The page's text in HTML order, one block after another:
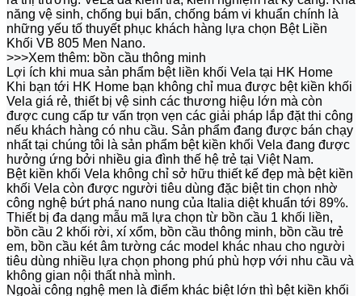
năng vệ sinh, chống bụi bẩn, chống bám vi khuẩn chính là
những yếu tố thuyết phục khách hàng lựa chọn Bệt Liền
Khối VB 805 Men Nano.
>>>Xem thêm: bồn cầu thông minh
Lợi ích khi mua sản phẩm bệt liền khối Vela tại HK Home
Khi bạn tới HK Home bạn không chỉ mua được bệt kiền khối
Vela giá rẻ, thiết bị vệ sinh các thương hiệu lớn mà còn
được cung cấp tư vấn trọn vẹn các giải pháp lắp đặt thi công
nếu khách hàng có nhu cầu. Sản phẩm đang được bán chạy
nhất tại chúng tôi là sản phẩm bệt kiền khối Vela đang được
hưởng ứng bởi nhiều gia đình thế hệ trẻ tại Việt Nam.
Bệt kiền khối Vela không chỉ sở hữu thiết kế đẹp mà bệt kiền
khối Vela còn được người tiêu dùng đặc biệt tin chọn nhờ
công nghệ bứt phá nano nung của Italia diệt khuẩn tới 89%.
Thiết bị đa dạng mẫu mã lựa chọn từ bồn cầu 1 khối liền,
bồn cầu 2 khối rời, xí xổm, bồn cầu thông minh, bồn cầu trẻ
em, bồn cầu két âm tường các model khác nhau cho người
tiêu dùng nhiều lựa chọn phong phú phù hợp với nhu cầu và
không gian nội thất nhà mình.
Ngoài công nghệ men là điểm khác biệt lớn thì bệt kiền khối